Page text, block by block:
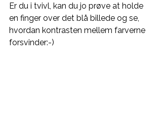
Er du i tvivl, kan du jo prøve at holde
en finger over det blå billede og se,
hvordan kontrasten mellem farverne
forsvinder:-)